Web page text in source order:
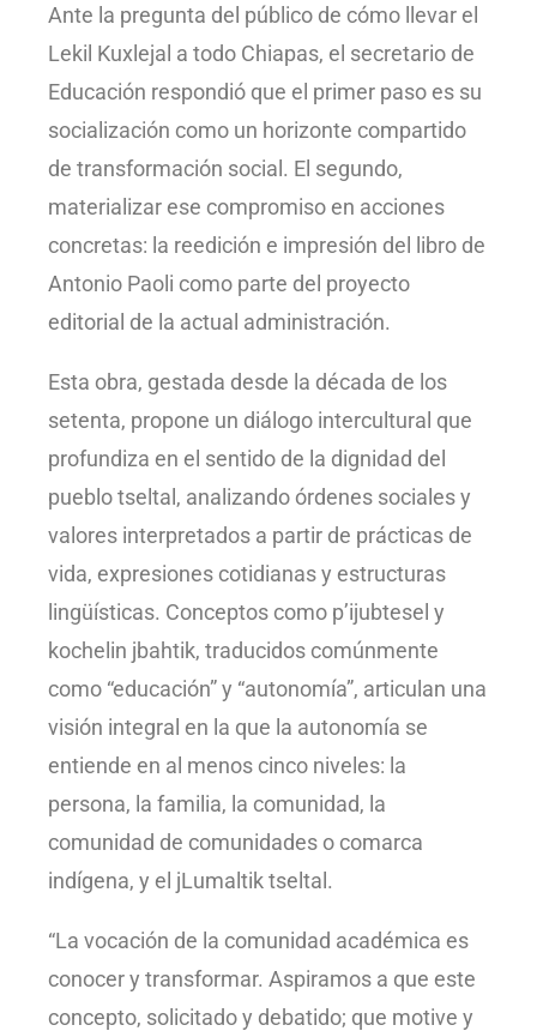
Ante la pregunta del público de cómo llevar el
Lekil Kuxlejal a todo Chiapas, el secretario de
Educación respondió que el primer paso es su
socialización como un horizonte compartido
de transformación social. El segundo,
materializar ese compromiso en acciones
concretas: la reedición e impresión del libro de
Antonio Paoli como parte del proyecto
editorial de la actual administración.
Esta obra, gestada desde la década de los
setenta, propone un diálogo intercultural que
profundiza en el sentido de la dignidad del
pueblo tseltal, analizando órdenes sociales y
valores interpretados a partir de prácticas de
vida, expresiones cotidianas y estructuras
lingüísticas. Conceptos como p’ijubtesel y
kochelin jbahtik, traducidos comúnmente
como “educación” y “autonomía”, articulan una
visión integral en la que la autonomía se
entiende en al menos cinco niveles: la
persona, la familia, la comunidad, la
comunidad de comunidades o comarca
indígena, y el jLumaltik tseltal.
“La vocación de la comunidad académica es
conocer y transformar. Aspiramos a que este
concepto, solicitado y debatido; que motive y